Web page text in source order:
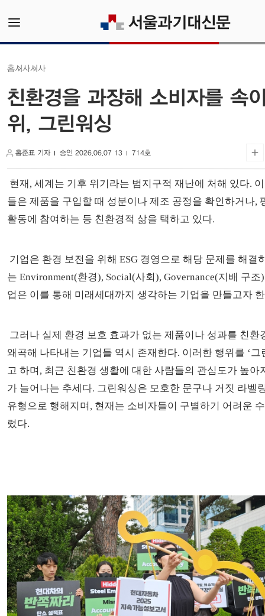
홈시사시사
친환경을 과장해 소비자를 속
위, 그린워싱
홍준표 기자 승인 2026.06.07 13 714호
현재, 세계는 기후 위기라는 범지구적 재난에 처해 있다.
들은 제품을 구입할 때 성분이나 제조 공정을 확인하거나,
활동에 참여하는 등 친환경적 삶을 택하고 있다.
기업은 환경 보전을 위해 ESG 경영으로 해당 문제를 해결
는 Environment(환경), Social(사회), Governance(지배 구조
업은 이를 통해 미래세대까지 생각하는 기업을 만들고자
그러나 실제 환경 보호 효과가 없는 제품이나 성과를 친환
왜곡해 나타내는 기업들 역시 존재한다. 이러한 행위를 ‘그
고 하며, 최근 친환경 생활에 대한 사람들의 관심도가 높아
가 늘어나는 추세다. 그린워싱은 모호한 문구나 거짓 라벨
유형으로 행해지며, 현재는 소비자들이 구별하기 어려운
렀다.